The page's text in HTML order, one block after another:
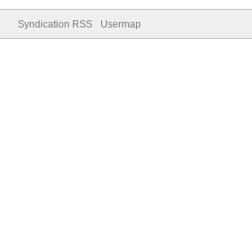
Syndication RSS Usermap